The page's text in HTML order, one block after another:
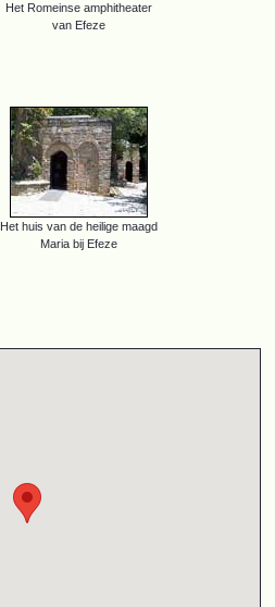
Het Romeinse amphitheater
van Efeze
Het huis van de heilige maagd
Maria bij Efeze